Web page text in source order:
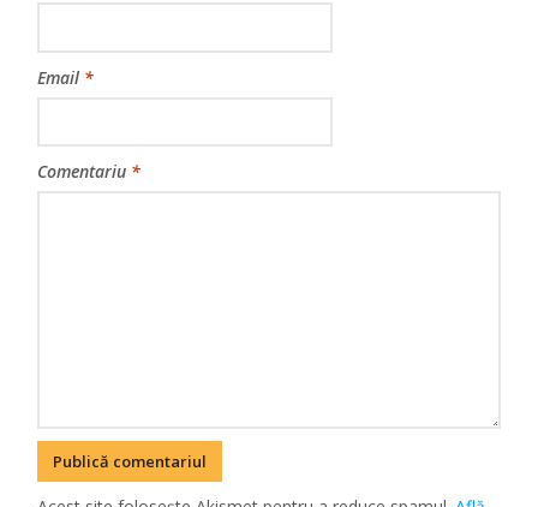
Email *
Comentariu *